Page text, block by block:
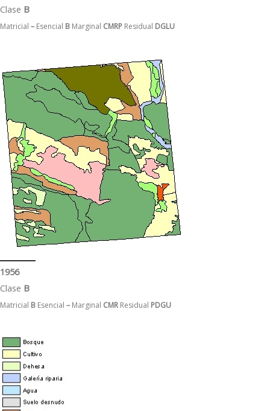
Clase B
Matricial – Esencial B Marginal CMRP Residual DGLU
1956
Clase B
Matricial B Esencial – Marginal CMR Residual PDGU